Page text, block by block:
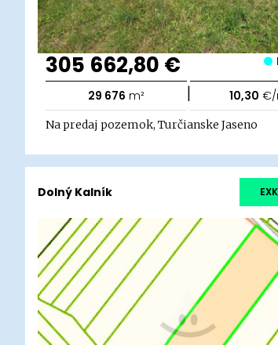
305 662,80 €
29 676 m² | 10,30 €/
Na predaj pozemok, Turčianske Jaseno
Dolný Kalník